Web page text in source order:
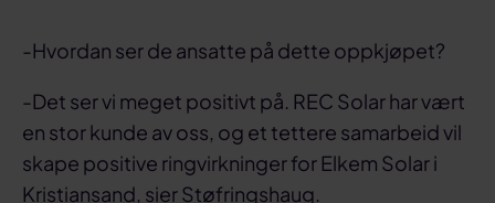
-Hvordan ser de ansatte på dette oppkjøpet?
-Det ser vi meget positivt på. REC Solar har vært
en stor kunde av oss, og et tettere samarbeid vil
skape positive ringvirkninger for Elkem Solar i
Kristiansand, sier Støfringshaug.